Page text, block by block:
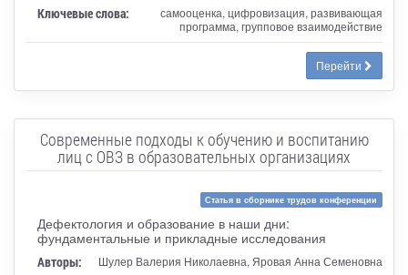
Ключевые слова:
самооценка, цифровизация, развивающая
программа, групповое взаимодействие
Перейти
Современные подходы к обучению и воспитанию
лиц с ОВЗ в образовательных организациях
Статья в сборнике трудов конференции
Дефектология и образование в наши дни:
фундаментальные и прикладные исследования
Авторы: Шулер Валерия Николаевна, Яровая Анна Семеновна